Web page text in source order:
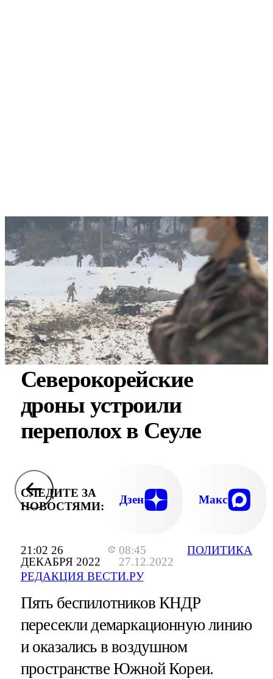
21:02 26
ДЕКАБРЯ 2022
08:45
27.12.2022
РЕДАКЦИЯ ВЕСТИ.РУ
ПОЛИТИКА
Северокорейские
дроны устроили
переполох в Сеуле
СЛЕДИТЕ ЗА
НОВОСТЯМИ:
Дзен Макс
Пять беспилотников КНДР
пересекли демаркационную линию
и оказались в воздушном
пространстве Южной Кореи.